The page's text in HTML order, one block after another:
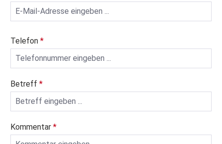
Telefon *
Betreff *
Kommentar *